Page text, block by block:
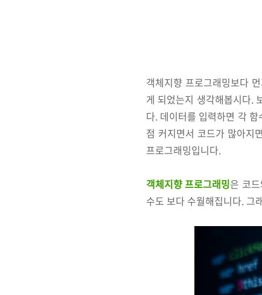
객체지향 프로그래밍보다
게 되었는지 생각해봅시다.
다. 데이터를 입력하면 각
점 커지면서 코드가 많아지
프로그래밍입니다.
객체지향 프로그래밍은 코
수도 보다 수월해집니다. 그